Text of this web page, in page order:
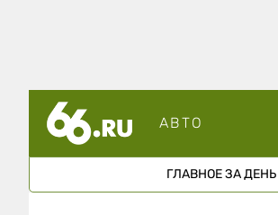
АВТО
ГЛАВНОЕ ЗА ДЕНЬ